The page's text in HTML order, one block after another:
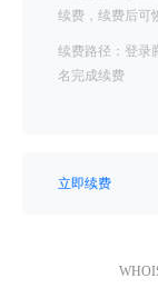
续费，续费后可
续费路径：登录
名完成续费
立即续费